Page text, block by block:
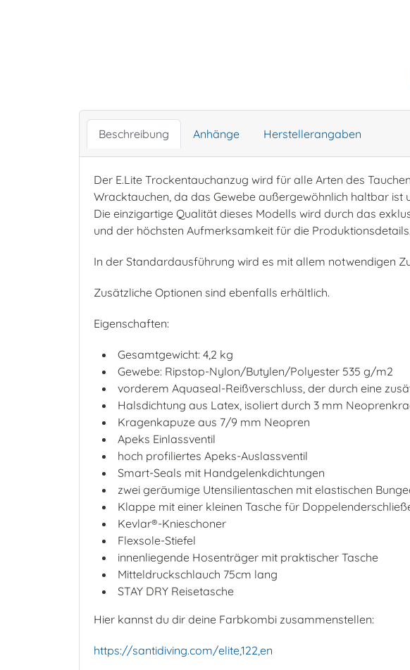
Beschreibung Anhänge Herstellerangaben
Der E.Lite Trockentauchanzug wird für alle Arten des
Wracktauchen, da das Gewebe außergewöhnlich haltbar ist
Die einzigartige Qualität dieses Modells wird durch das
und der höchsten Aufmerksamkeit für die Produktionsdetails.
In der Standardausführung wird es mit allem notwendigen
Zusätzliche Optionen sind ebenfalls erhältlich.
Eigenschaften:
Gesamtgewicht: 4,2 kg
Gewebe: Ripstop-Nylon/Butylen/Polyester 535 g/m2
vorderem Aquaseal-Reißverschluss, der durch eine
Halsdichtung aus Latex, isoliert durch 3 mm
Kragenkapuze aus 7/9 mm Neopren
Apeks Einlassventil
hoch profiliertes Apeks-Auslassventil
Smart-Seals mit Handgelenkdichtungen
zwei geräumige Utensilientaschen mit elastischen
Klappe mit einer kleinen Tasche für
Kevlar®-Knieschoner
Flexsole-Stiefel
innenliegende Hosenträger mit praktischer Tasche
Mitteldruckschlauch 75cm lang
STAY DRY Reisetasche
Hier kannst du dir deine Farbkombi zusammenstellen:
https://santidiving.com/elite,122,en